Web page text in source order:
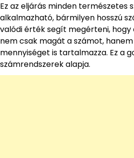
Ez az eljárás minden természetes
alkalmazható, bármilyen hosszú
valódi érték segít megérteni,
nem csak magát a számot,
mennyiséget is tartalmazza. Ez a
számrendszerek alapja.